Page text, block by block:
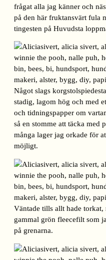
frågat alla jag känner och
på den här fruktansvärt fula
tingesten på Huvudsta
Något slags
stadig, lagom hög och med
och tidningspapper om
så en stomme att täcka med
många lager jag orkade för
möjligt.
Väntade tills allt hade
gammal grön fleecefilt som
på grenarna.